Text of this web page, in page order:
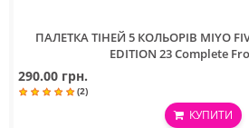
ПАЛЕТКА ТIНЕЙ 5 КОЛЬОРIВ MIYO
EDITION 23 Complete
290.00 грн.
(2)
КУПИТИ